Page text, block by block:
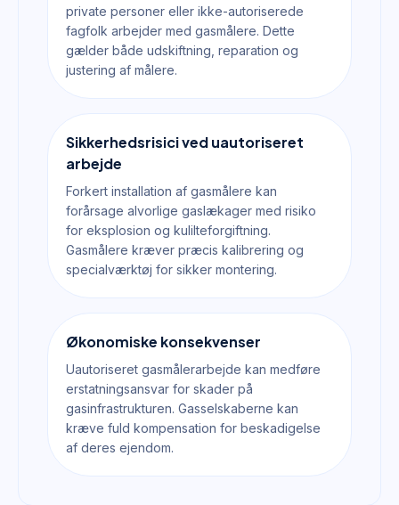
private personer eller ikke-autoriserede
fagfolk arbejder med gasmålere. Dette
gælder både udskiftning, reparation og
justering af målere.
Sikkerhedsrisici ved uautoriseret
arbejde
Forkert installation af gasmålere kan
forårsage alvorlige gaslækager med risiko
for eksplosion og kulilteforgiftning.
Gasmålere kræver præcis kalibrering og
specialværktøj for sikker montering.
Økonomiske konsekvenser
Uautoriseret gasmålerarbejde kan medføre
erstatningsansvar for skader på
gasinfrastrukturen. Gasselskaberne kan
kræve fuld kompensation for beskadigelse
af deres ejendom.